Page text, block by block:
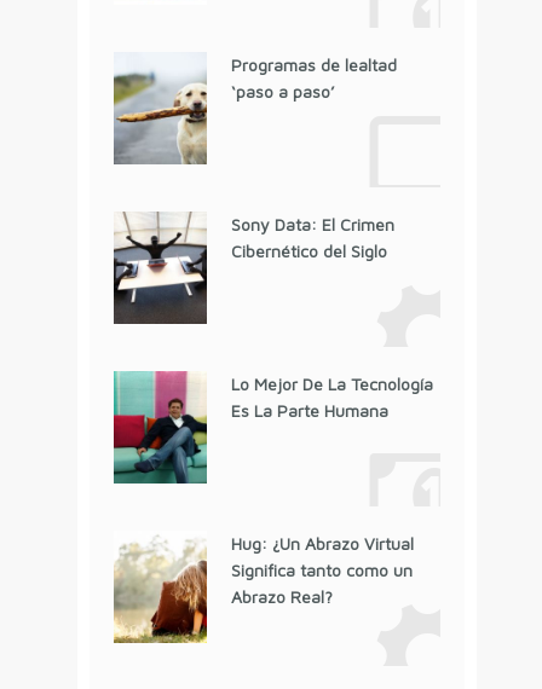
Programas de lealtad
‘paso a paso’
Sony Data: El Crimen
Cibernético del Siglo
Lo Mejor De La Tecnología
Es La Parte Humana
Hug: ¿Un Abrazo Virtual
Significa tanto como un
Abrazo Real?